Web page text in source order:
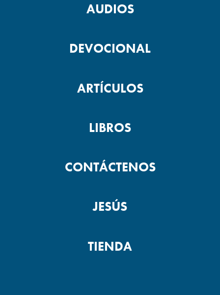
AUDIOS
DEVOCIONAL
ARTÍCULOS
LIBROS
CONTÁCTENOS
JESÚS
TIENDA